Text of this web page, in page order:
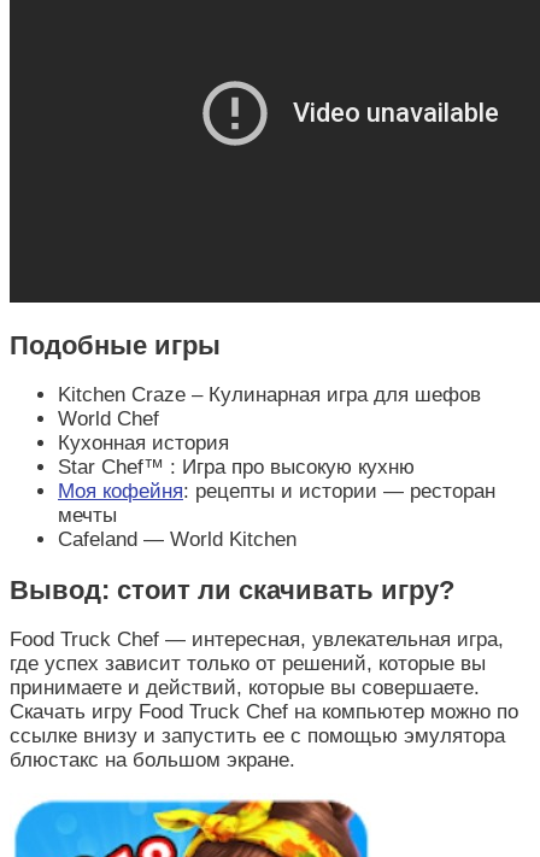
Подобные игры
Kitchen Craze – Кулинарная игра для шефов
World Chef
Кухонная история
Star Chef™ : Игра про высокую кухню
Моя кофейня: рецепты и истории — ресторан
мечты
Cafeland — World Kitchen
Вывод: стоит ли скачивать игру?
Food Truck Chef — интересная, увлекательная игра,
где успех зависит только от решений, которые вы
принимаете и действий, которые вы совершаете.
Скачать игру Food Truck Chef на компьютер можно по
ссылке внизу и запустить ее с помощью эмулятора
блюстакс на большом экране.